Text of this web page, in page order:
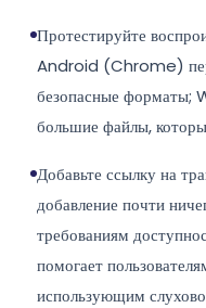
Протестируйте
Android (Chrome)
безопасные форматы;
большие файлы,
Добавьте ссылку на
добавление почти
требованиям
помогает
использующим